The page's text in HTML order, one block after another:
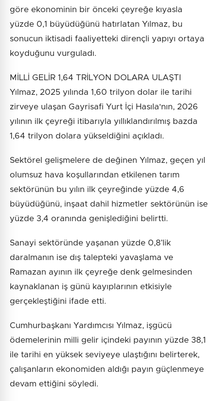
göre ekonominin bir önceki çeyreğe kıyasla
yüzde 0,1 büyüdüğünü hatırlatan Yılmaz, bu
sonucun iktisadi faaliyetteki dirençli yapıyı ortaya
koyduğunu vurguladı.
MİLLİ GELİR 1,64 TRİLYON DOLARA ULAŞTI
Yılmaz, 2025 yılında 1,60 trilyon dolar ile tarihi
zirveye ulaşan Gayrisafi Yurt İçi Hasıla'nın, 2026
yılının ilk çeyreği itibarıyla yıllıklandırılmış bazda
1,64 trilyon dolara yükseldiğini açıkladı.
Sektörel gelişmelere de değinen Yılmaz, geçen yıl
olumsuz hava koşullarından etkilenen tarım
sektörünün bu yılın ilk çeyreğinde yüzde 4,6
büyüdüğünü, inşaat dahil hizmetler sektörünün ise
yüzde 3,4 oranında genişlediğini belirtti.
Sanayi sektöründe yaşanan yüzde 0,8’lik
daralmanın ise dış talepteki yavaşlama ve
Ramazan ayının ilk çeyreğe denk gelmesinden
kaynaklanan iş günü kayıplarının etkisiyle
gerçekleştiğini ifade etti.
Cumhurbaşkanı Yardımcısı Yılmaz, işgücü
ödemelerinin milli gelir içindeki payının yüzde 38,1
ile tarihi en yüksek seviyeye ulaştığını belirterek,
çalışanların ekonomiden aldığı payın güçlenmeye
devam ettiğini söyledi.